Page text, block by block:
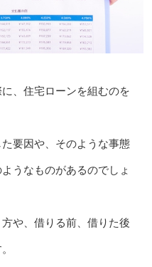
、住宅ローンを組むのを
要因や、そのような事態
うなものがあるのでしょ
や、借りる前、借りた後